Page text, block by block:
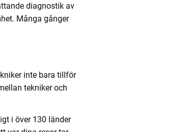
diagnostik av
Många gånger
inte bara tillför
tekniker och
i över 130 länder